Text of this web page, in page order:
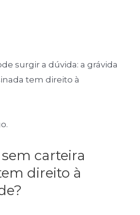
surgir a dúvida: a grávida
tem direito à
carteira
direito à